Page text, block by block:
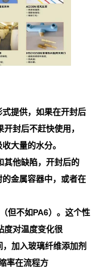
提供，如果在开封后
封后不赶快使用，
大量的水分。
其他缺陷，开封后的
金属容器中，或者在
但不如PA6）。这个性
度对温度变化很
加入玻璃纤维添加剂
率在流程方